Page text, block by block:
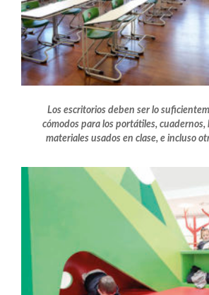
Los escritorios deben ser lo
cómodos para los portátiles,
materiales usados en clase, e incluso